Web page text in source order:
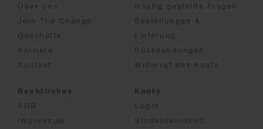
Über uns
Join The Change
Geschäfte
Karriere
Kontakt
Häufig gestellte Fragen
Bestellungen &
Lieferung
Rücksendungen
Widerruf des Kaufs
Rechtliches
AGB
Impressum
Konto
Login
Studentenrabatt